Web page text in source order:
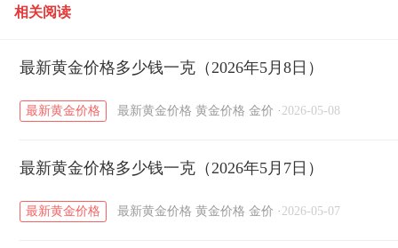
相关阅读
最新黄金价格多少钱一克（2026年5月8日）
最新黄金价格 最新黄金价格 黄金价格 金价 · 2026-05-08
最新黄金价格多少钱一克（2026年5月7日）
最新黄金价格 最新黄金价格 黄金价格 金价 · 2026-05-07